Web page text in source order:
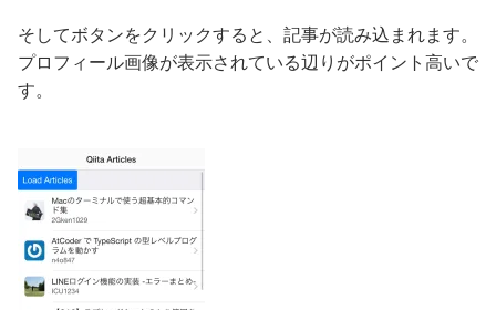
そしてボタンをクリックすると、記事が読み込まれます。
プロフィール画像が表示されている辺りがポイント高いで
す。